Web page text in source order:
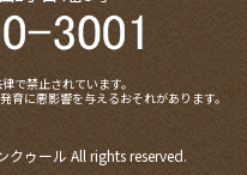
で禁止されています。
に悪影響を与えるおそれがあります。
クゥール All rights reserved.